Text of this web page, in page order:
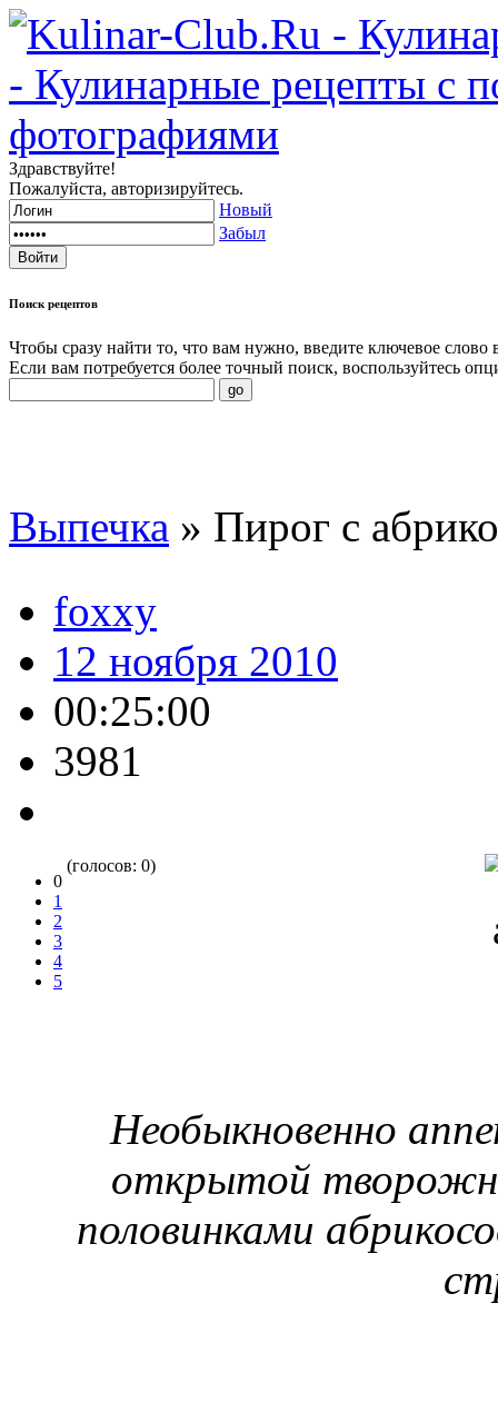
Здравствуйте!
Пожалуйста, авторизируйтесь.
Новый
Забыл
Поиск рецептов
Чтобы сразу найти то, что вам нужно, введите ключевое слово
Если вам потребуется более точный поиск, воспользуйтесь
Выпечка » Пирог с
foxxy
12 ноября 2010
00:25:00
3981
0
1
2
3
4
5
(голосов: 0)
Необыкновенно
открытой
половинками